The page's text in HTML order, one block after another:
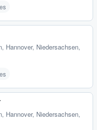
, Hannover, Niedersachsen,
, Hannover, Niedersachsen,